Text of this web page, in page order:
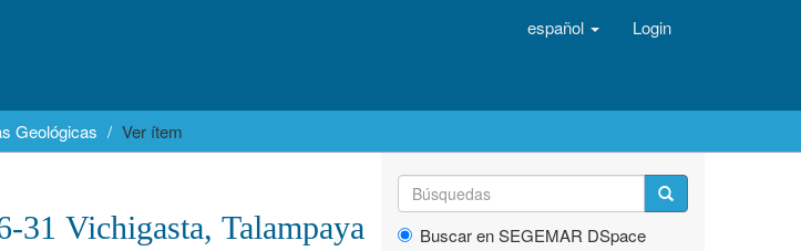
español Login
Geológicas Ver ítem
31 Vichigasta, Talampaya
Buscar en SEGEMAR DSpace